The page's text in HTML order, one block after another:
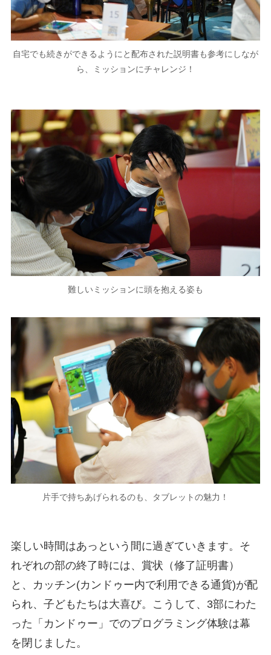
自宅でも続きができるようにと配布された説明書も参考にしなが
ら、ミッションにチャレンジ！
難しいミッションに頭を抱える姿も
片手で持ちあげられるのも、タブレットの魅力！
楽しい時間はあっという間に過ぎていきます。そ
れぞれの部の終了時には、賞状（修了証明書）
と、カッチン(カンドゥー内で利用できる通貨)が配
られ、子どもたちは大喜び。こうして、3部にわた
った「カンドゥー」でのプログラミング体験は幕
を閉じました。